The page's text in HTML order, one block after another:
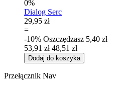
0%
Dialog Serc
29,95 zł
=
-10% Oszczędzasz 5,40 zł
53,91 zł 48,51 zł
Dodaj do koszyka
Przełącznik Nav